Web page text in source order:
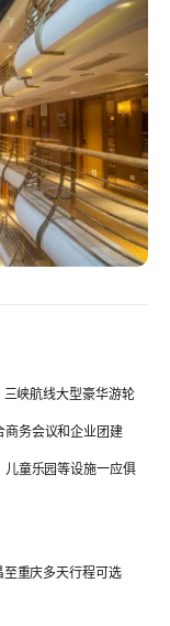
峡航线大型豪华游轮
商务会议和企业团建
童乐园等设施一应俱
重庆多天行程可选